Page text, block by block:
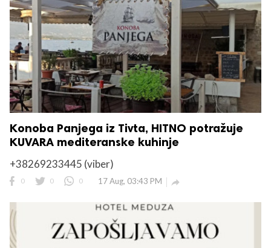
Konoba Panjega iz Tivta, HITNO potražuje
KUVARA mediteranske kuhinje
+38269233445 (viber)
0 0 0 17 Aug, 03:43 PM 